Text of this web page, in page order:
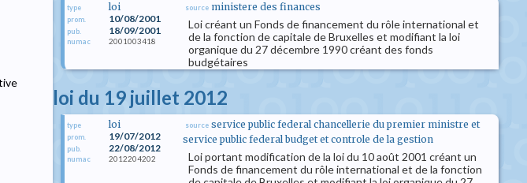
type loi
prom. 10/08/2001
pub. 18/09/2001
numac 2001003418
source ministere des finances
Loi créant un Fonds de financement du rôle international et
de la fonction de capitale de Bruxelles et modifiant la loi
organique du 27 décembre 1990 créant des fonds
budgétaires
loi du 19 juillet 2012
type loi
prom. 19/07/2012
pub. 22/08/2012
numac 2012204202
source service public federal chancellerie du premier ministre et
service public federal budget et controle de la gestion
Loi portant modification de la loi du 10 août 2001 créant un
Fonds de financement du rôle international et de la fonction